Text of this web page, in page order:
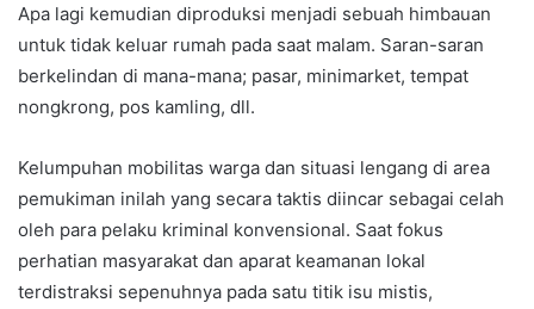
Apa lagi kemudian diproduksi menjadi sebuah himbauan
untuk tidak keluar rumah pada saat malam. Saran-saran
berkelindan di mana-mana; pasar, minimarket, tempat
nongkrong, pos kamling, dll.
Kelumpuhan mobilitas warga dan situasi lengang di area
pemukiman inilah yang secara taktis diincar sebagai celah
oleh para pelaku kriminal konvensional. Saat fokus
perhatian masyarakat dan aparat keamanan lokal
terdistraksi sepenuhnya pada satu titik isu mistis,